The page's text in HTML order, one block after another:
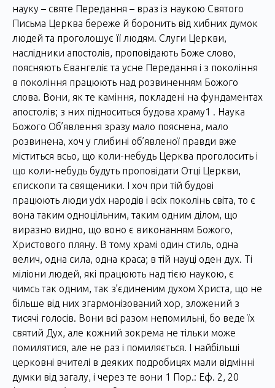
науку – святе Передання – враз із наукою Святого
Письма Церква береже й боронить від хибних думок
людей та проголошує її людям. Слуги Церкви,
наслідники апостолів, проповідають Боже слово,
поясняють Євангеліє та усне Передання і з покоління
в покоління працюють над розвиненням Божого
слова. Вони, як те каміння, покладені на фундаментах
апостолів; з них підноситься будова храму1 . Наука
Божого Об’явлення зразу мало пояснена, мало
розвинена, хоч у глибині об’явленої правди вже
міститься всьо, що коли-небудь Церква проголосить і
що коли-небудь будуть проповідати Отці Церкви,
єпископи та священики. І хоч при тій будові
працюють люди усіх народів і всіх поколінь світа, то є
вона таким одноцільним, таким одним ділом, що
виразно видно, що воно є виконанням Божого,
Христового пляну. В тому храмі один стиль, одна
велич, одна сила, одна краса; в тій науці оден дух. Ті
міліони людей, які працюють над тією наукою, є
чимсь так одним, так з’єдиненим духом Христа, що не
більше від них згармонізований хор, зложений з
тисячі голосів. Вони всі разом непомильні, бо веде їх
святий Дух, але кожний зокрема не тільки може
помилятися, але не раз і помиляється. І найбільші
церковні вчителі в деяких подробицях мали відмінні
думки від загалу, і через те вони 1 Пор.: Еф. 2, 20